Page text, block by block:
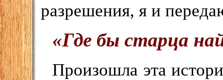
разрешения, я и
«Где бы старца
Произошла эта